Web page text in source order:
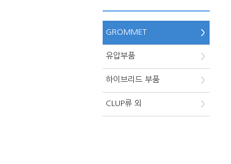
GROMMET
유압부품
하이브리드 부품
CLUP류 외